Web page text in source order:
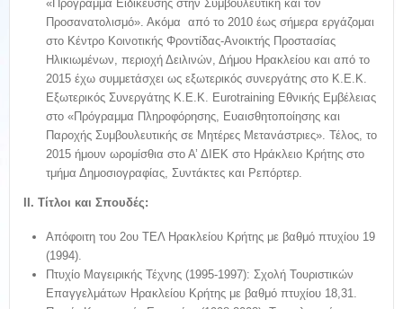
«Πρόγραμμα Ειδίκευσης στην Συμβουλευτική και τον
Προσανατολισμό». Ακόμα από το 2010 έως σήμερα εργάζομαι
στο Κέντρο Κοινοτικής Φροντίδας-Ανοικτής Προστασίας
Ηλικιωμένων, περιοχή Δειλινών, Δήμου Ηρακλείου και από το
2015 έχω συμμετάσχει ως εξωτερικός συνεργάτης στο Κ.Ε.Κ.
Εξωτερικός Συνεργάτης Κ.Ε.Κ. Eurotraining Εθνικής Εμβέλειας
στο «Πρόγραμμα Πληροφόρησης, Ευαισθητοποίησης και
Παροχής Συμβουλευτικής σε Μητέρες Μετανάστριες». Τέλος, το
2015 ήμουν ωρομίσθια στο Α’ ΔΙΕΚ στο Ηράκλειο Κρήτης στο
τμήμα Δημοσιογραφίας, Συντάκτες και Ρεπόρτερ.
II. Tίτλοι και Σπουδές:
Απόφοιτη του 2ου ΤΕΛ Ηρακλείου Κρήτης με βαθμό πτυχίου 19
(1994).
Πτυχίο Μαγειρικής Τέχνης (1995-1997): Σχολή Τουριστικών
Επαγγελμάτων Ηρακλείου Κρήτης με βαθμό πτυχίου 18,31.